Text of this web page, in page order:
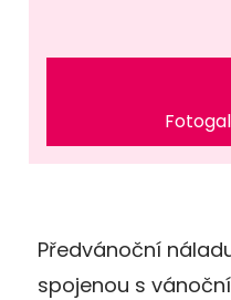
Předvánoční
spojenou s